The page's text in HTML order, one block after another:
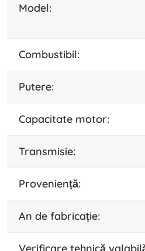
model:
combustibil:
putere:
capacitate motor:
transmisie:
proveniență:
an de fabricație:
verificare tehnică